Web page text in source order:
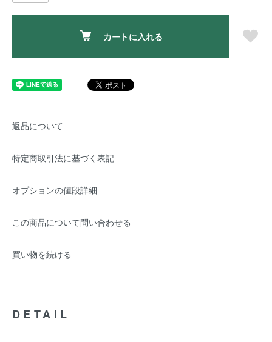
カートに入れる
返品について
特定商取引法に基づく表記
オプションの値段詳細
この商品について問い合わせる
買い物を続ける
DETAIL